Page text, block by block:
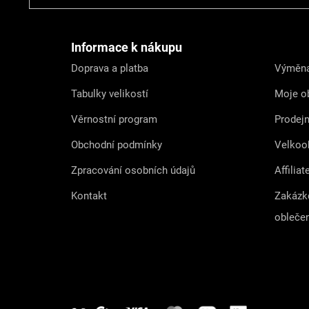
Informace k nákupu
Doprava a platba
Tabulky velikostí
Věrnostní program
Obchodní podmínky
Zpracování osobních údajů
Kontakt
Moje